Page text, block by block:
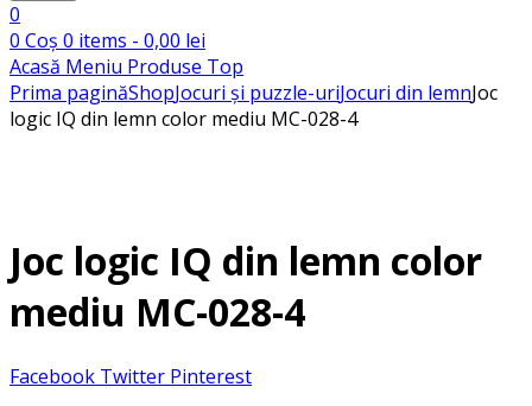
0
0 Coș 0 items - 0,00 lei
Acasă Meniu Produse Top
Prima paginăShopJocuri și puzzle-uriJocuri din lemnJoc
logic IQ din lemn color mediu MC-028-4
Joc logic IQ din lemn color
mediu MC-028-4
Facebook Twitter Pinterest